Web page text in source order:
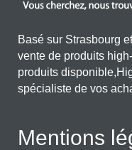
Basé sur Strasbourg
vente de produits
produits
spécialiste de vos
Mentions